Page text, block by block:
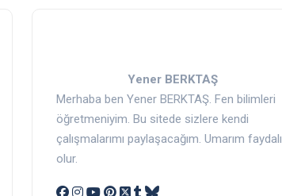
Yener BERKTAŞ
Merhaba ben Yener BERKTAŞ. Fen bilimleri
öğretmeniyim. Bu sitede sizlere kendi
çalışmalarımı paylaşacağım. Umarım faydalı
olur.